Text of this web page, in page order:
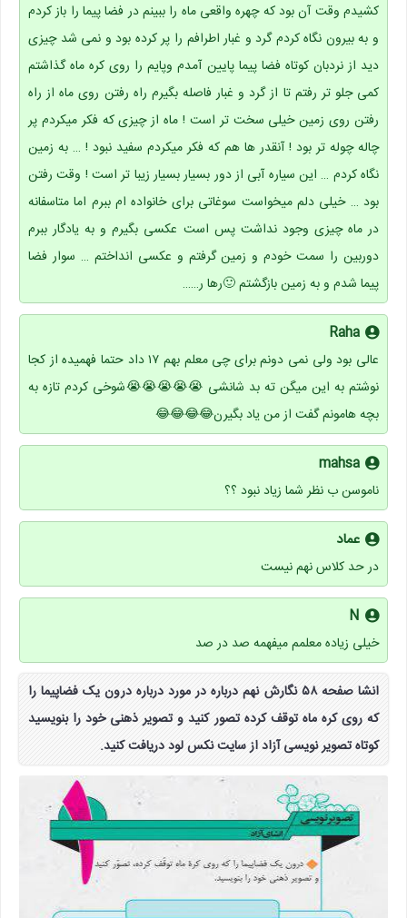
کشیدم وقت آن بود که چهره واقعی ماه را ببینم در فضا پیما را باز کردم
و به بیرون نگاه کردم گرد و غبار اطرافم را پر کرده بود و نمی شد چیزی
دید از نردبان کوتاه فضا پیما پایین آمدم وپایم را روی کره ماه گذاشتم
کمی جلو تر رفتم تا از گرد و غبار فاصله بگیرم راه رفتن روی ماه از راه
رفتن روی زمین خیلی سخت تر است ! ماه از چیزی که فکر میکردم پر
چاله چوله تر بود ! آنقدر ها هم که فکر میکردم سفید نبود ! … به زمین
نگاه کردم … این سیاره آبی از دور بسیار بسیار زیبا تر است ! وقت رفتن
بود … خیلی دلم میخواست سوغاتی برای خانواده ام ببرم اما متاسفانه
در ماه چیزی وجود نداشت پس است عکسی بگیرم و به یادگار ببرم
دوربین را سمت خودم و زمین گرفتم و عکسی انداختم … سوار فضا
پیما شدم و به زمین بازگشتم 🙂رها ر……
Raha
عالی بود ولی نمی دونم برای چی معلم بهم ۱۷ داد حتما فهمیده از کجا
نوشتم به این میگن ته بد شانشی 😭😭😭😭😭شوخی کردم تازه به
بچه هامونم گفت از من یاد بگیرن😂😂😂😂
mahsa
ناموسن ب نظر شما زیاد نبود ؟؟
عماد
در حد کلاس نهم نیست
N
خیلی زیاده معلمم میفهمه صد در صد
انشا صفحه ۵۸ نگارش نهم درباره در مورد درباره درون یک فضاپیما را
که روی کره ماه توقف کرده تصور کنید و تصویر ذهنی خود را بنویسید
کوتاه تصویر نویسی آزاد از سایت نکس لود دریافت کنید.